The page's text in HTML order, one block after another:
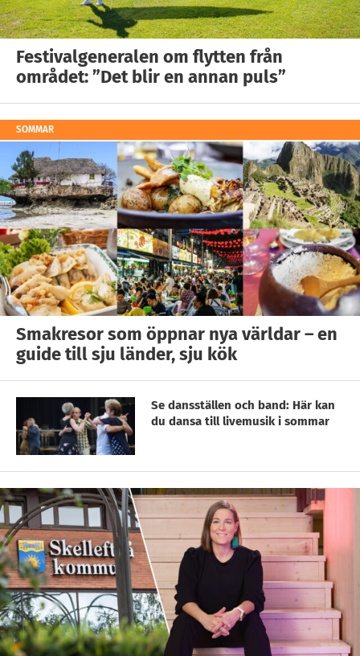
Festivalgeneralen om flytten från
området: ”Det blir en annan puls”
SOMMAR
Smakresor som öppnar nya världar – en
guide till sju länder, sju kök
Se dansställen och band: Här kan
du dansa till livemusik i sommar